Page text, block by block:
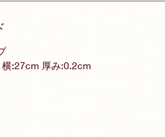
:27cm 厚み:0.2cm